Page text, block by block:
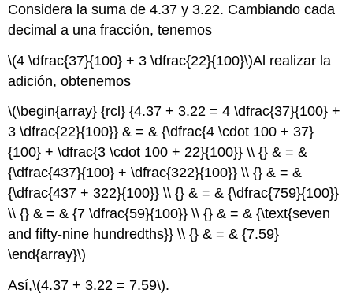
Considera la suma de 4.37 y 3.22. Cambiando cada
decimal a una fracción, tenemos
\(4 \dfrac{37}{100} + 3 \dfrac{22}{100}\)Al realizar la
adición, obtenemos
\(\begin{array} {rcl} {4.37 + 3.22 = 4 \dfrac{37}{100} +
3 \dfrac{22}{100}} & = & {\dfrac{4 \cdot 100 + 37}
{100} + \dfrac{3 \cdot 100 + 22}{100}} \\ {} & = &
{\dfrac{437}{100} + \dfrac{322}{100}} \\ {} & = &
{\dfrac{437 + 322}{100}} \\ {} & = & {\dfrac{759}{100}}
\\ {} & = & {7 \dfrac{59}{100}} \\ {} & = & {\text{seven
and fifty-nine hundredths}} \\ {} & = & {7.59}
\end{array}\)
Así,\(4.37 + 3.22 = 7.59\).